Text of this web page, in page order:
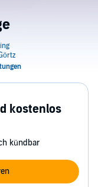
kostenlos
kündbar